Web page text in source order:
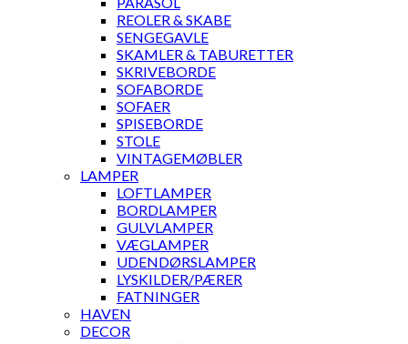
REOLER & SKABE
SENGEGAVLE
SKAMLER & TABURETTER
SKRIVEBORDE
SOFABORDE
SOFAER
SPISEBORDE
STOLE
VINTAGEMØBLER
LAMPER
LOFTLAMPER
BORDLAMPER
GULVLAMPER
VÆGLAMPER
UDENDØRSLAMPER
LYSKILDER/PÆRER
FATNINGER
HAVEN
DECOR